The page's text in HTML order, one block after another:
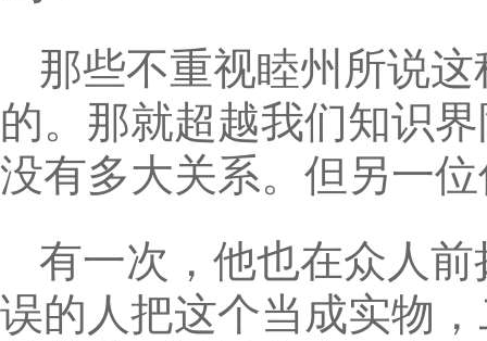
那些不重视睦州所说
的。那就超越我们知识
没有多大关系。但另一
有一次，他也在众人
误的人把这个当成实物